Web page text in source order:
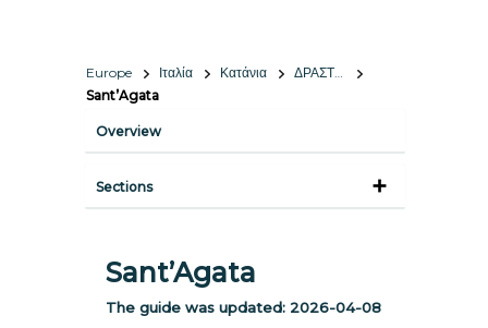
Europe Ιταλία Κατάνια
ΔΡΑΣΤΗΡΙΟΤΗΤΕΣ & ΑΞΙΟΘΕΑΤΑ
Sant’Agata
Overview
Sections
Sant’Agata
The guide was updated: 2026-04-08